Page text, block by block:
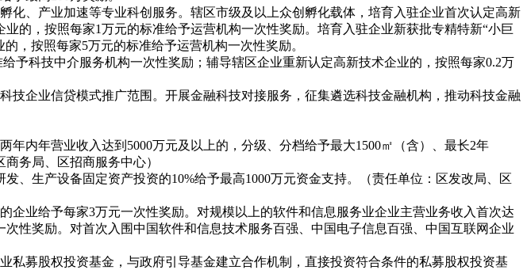
化、产业加速等专业科创服务。辖区市级及以上众创孵化载体，培育入驻企业首次认定高新
的，按照每家1万元的标准给予运营机构一次性奖励。培育入驻企业新获批专精特新“小巨
，按照每家5万元的标准给予运营机构一次性奖励。
给予科技中介服务机构一次性奖励；辅导辖区企业重新认定高新技术企业的，按照每家0.2万
技企业信贷模式推广范围。开展金融科技对接服务，征集遴选科技金融机构，推动科技金融
年内年营业收入达到 5000万元及以上的，分级、分档给予最大1500㎡（含）、最长2年
务局、区招商服务中心）
、生产设备固定资产投资的10%给予最高1000万元资金支持。（责任单位：区发改局、区
企业给予每家3万元一次性奖励。对规模以上的软件和信息服务业企业主营业务收入首次达
性奖励。对首次入围中国软件和信息技术服务百强、中国电子信息百强、中国互联网企业
私募股权投资基金，与政府引导基金建立合作机制，直接投资符合条件的私募股权投资基